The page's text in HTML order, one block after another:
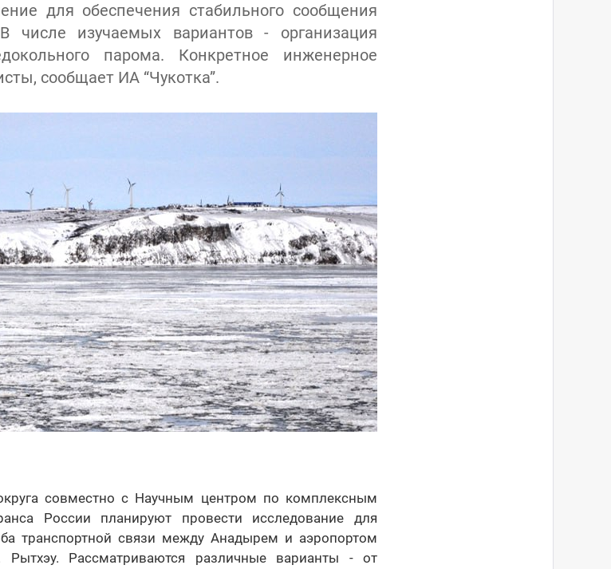
для обеспечения стабильного сообщения
числе изучаемых вариантов - организация
парома. Конкретное инженерное
сообщает ИА “Чукотка”.
совместно с Научным центром по комплексным
России планируют провести исследование для
транспортной связи между Анадырем и аэропортом
Рассматриваются различные варианты - от